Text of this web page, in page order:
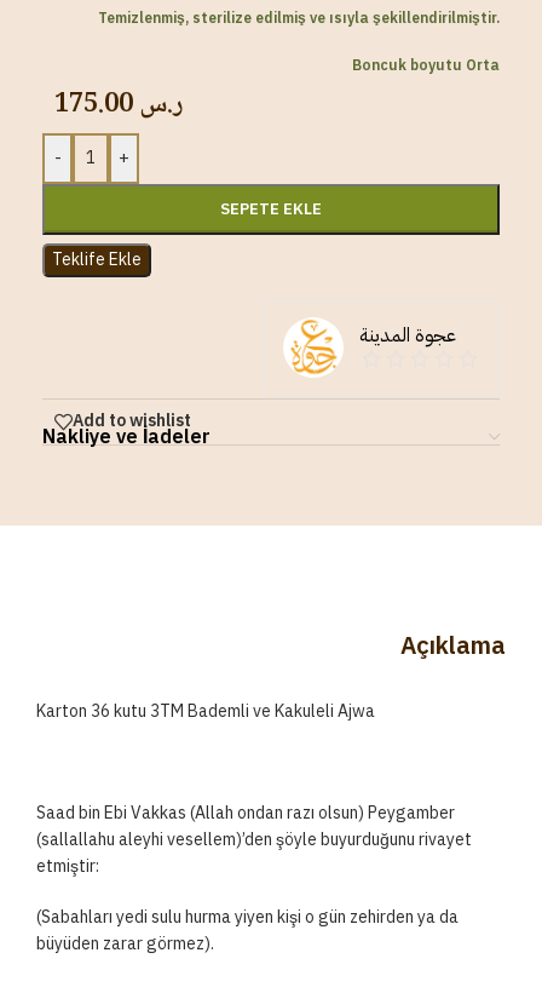
Temizlenmiş, sterilize edilmiş ve ısıyla şekillendirilmiştir.
Boncuk boyutu Orta
ر.س
- +
SEPETE EKLE
Teklife Ekle
عجوة المدينة
Add to wishlist
Nakliye ve İadeler
Açıklama
Karton 36 kutu 3TM Bademli ve Kakuleli Ajwa
Saad bin Ebi Vakkas (Allah ondan razı olsun) Peygamber
(sallallahu aleyhi vesellem)’den şöyle buyurduğunu rivayet
etmiştir:
(Sabahları yedi sulu hurma yiyen kişi o gün zehirden ya da
büyüden zarar görmez).